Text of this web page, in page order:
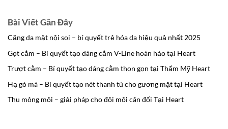
Bài Viết Gần Đây
Căng da mặt nội soi – bí quyết trẻ hóa da hiệu quả nhất 2025
Gọt cằm – Bí quyết tạo dáng cằm V-Line hoàn hảo tại Heart
Trượt cằm – Bí quyết tạo dáng cằm thon gọn tại Thẩm Mỹ Heart
Hạ gò má – Bí quyết tạo nét thanh tú cho gương mặt tại Heart
Thu mỏng môi – giải pháp cho đôi môi cân đối Tại Heart